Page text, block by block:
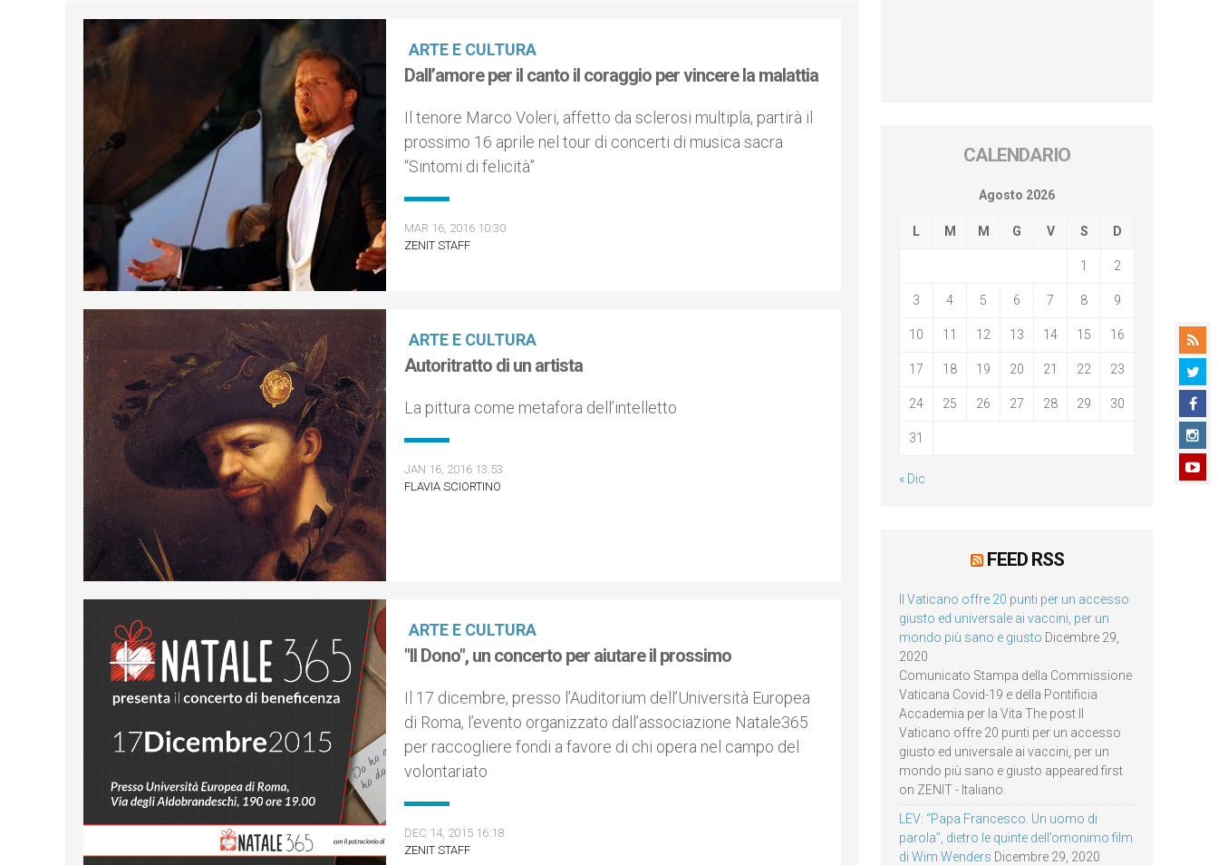
ARTE E CULTURA
Dall’amore per il canto il coraggio per vincere la malattia
Il tenore Marco Voleri, affetto da sclerosi multipla, partirà il
prossimo 16 aprile nel tour di concerti di musica sacra
“Sintomi di felicità”
MAR 16, 2016 10:30
ZENIT STAFF
ARTE E CULTURA
Autoritratto di un artista
La pittura come metafora dell’intelletto
JAN 16, 2016 13:53
FLAVIA SCIORTINO
ARTE E CULTURA
"Il Dono", un concerto per aiutare il prossimo
Il 17 dicembre, presso l’Auditorium dell’Università Europea
di Roma, l’evento organizzato dall’associazione Natale365
per raccogliere fondi a favore di chi opera nel campo del
volontariato
DEC 14, 2015 16:18
ZENIT STAFF
CALENDARIO
Agosto 2026
L M M G V S D
1 2
3 4 5 6 7 8 9
10 11 12 13 14 15 16
17 18 19 20 21 22 23
24 25 26 27 28 29 30
31
« Dic
FEED RSS
Il Vaticano offre 20 punti per un accesso
giusto ed universale ai vaccini, per un
mondo più sano e giusto Dicembre 29,
2020
Comunicato Stampa della Commissione
Vaticana Covid-19 e della Pontificia
Accademia per la Vita The post Il
Vaticano offre 20 punti per un accesso
giusto ed universale ai vaccini, per un
mondo più sano e giusto appeared first
on ZENIT - Italiano.
LEV: “Papa Francesco. Un uomo di
parola”, dietro le quinte dell’omonimo film
di Wim Wenders Dicembre 29, 2020